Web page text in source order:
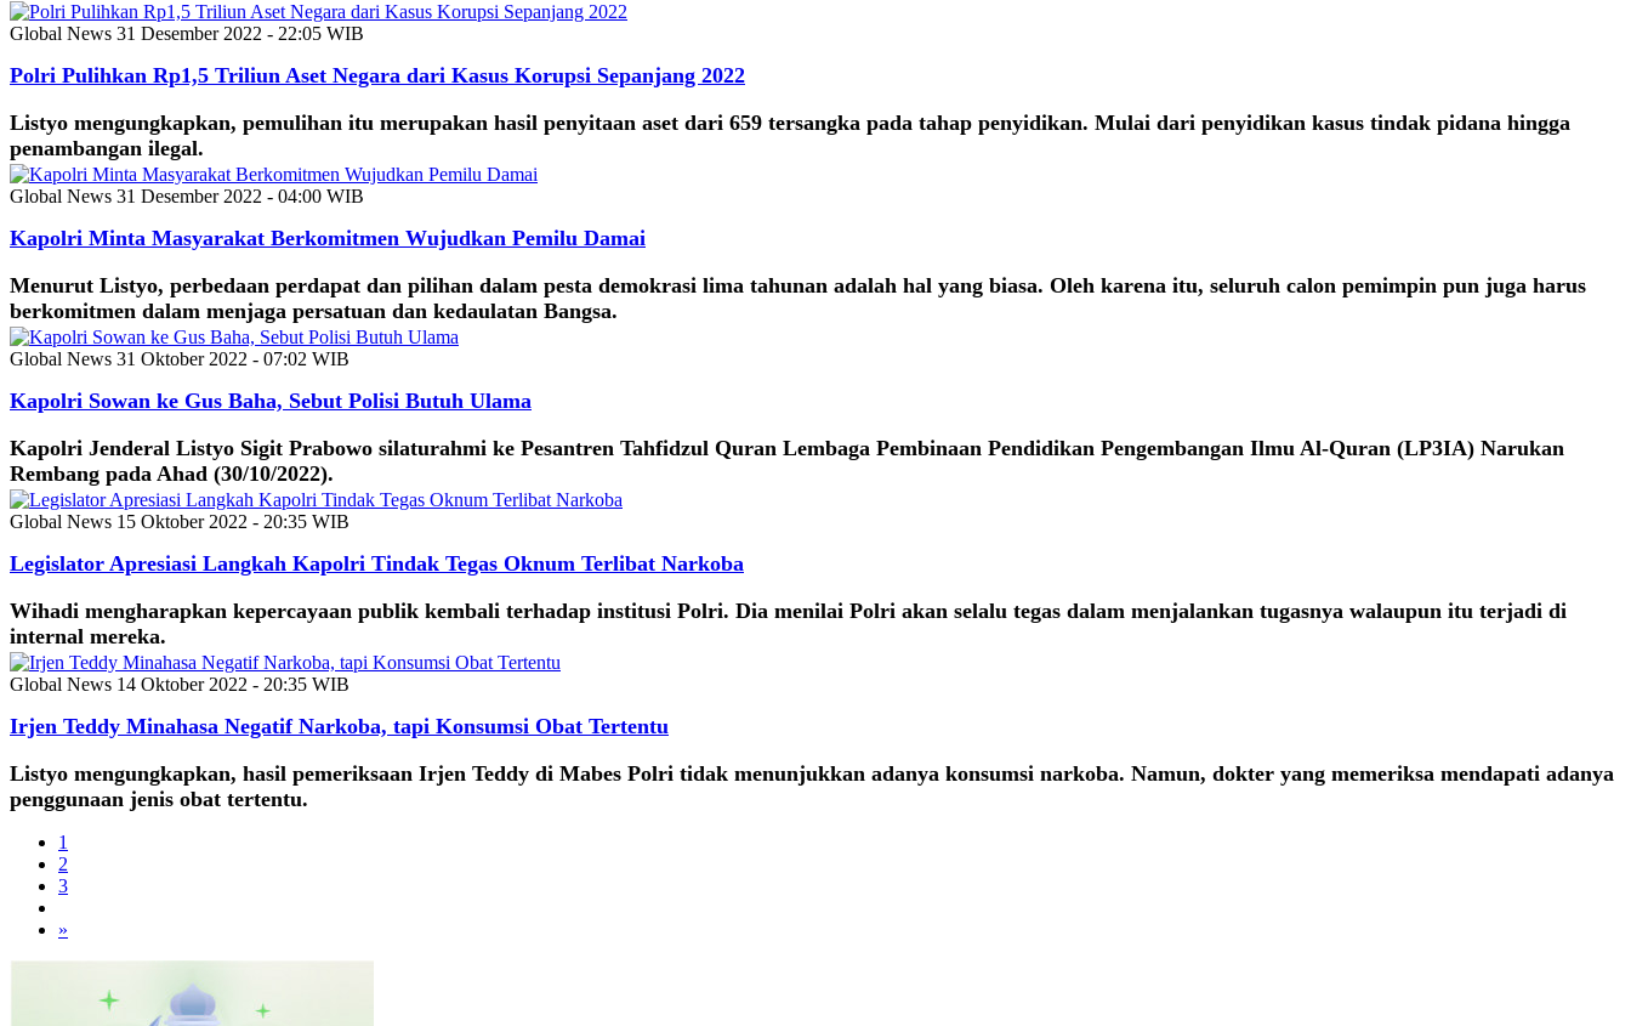
Global News 31 Desember 2022 - 22:05 WIB
Polri Pulihkan Rp1,5 Triliun Aset Negara dari Kasus Korupsi Sepanjang 2022
Listyo mengungkapkan, pemulihan itu merupakan hasil penyitaan aset dari 659 tersangka pada tahap penyidikan. Mulai dari penyidikan kasus tindak pidana hingga
penambangan ilegal.
Global News 31 Desember 2022 - 04:00 WIB
Kapolri Minta Masyarakat Berkomitmen Wujudkan Pemilu Damai
Menurut Listyo, perbedaan perdapat dan pilihan dalam pesta demokrasi lima tahunan adalah hal yang biasa. Oleh karena itu, seluruh calon pemimpin pun juga harus
berkomitmen dalam menjaga persatuan dan kedaulatan Bangsa.
Global News 31 Oktober 2022 - 07:02 WIB
Kapolri Sowan ke Gus Baha, Sebut Polisi Butuh Ulama
Kapolri Jenderal Listyo Sigit Prabowo silaturahmi ke Pesantren Tahfidzul Quran Lembaga Pembinaan Pendidikan Pengembangan Ilmu Al-Quran (LP3IA) Narukan
Rembang pada Ahad (30/10/2022).
Global News 15 Oktober 2022 - 20:35 WIB
Legislator Apresiasi Langkah Kapolri Tindak Tegas Oknum Terlibat Narkoba
Wihadi mengharapkan kepercayaan publik kembali terhadap institusi Polri. Dia menilai Polri akan selalu tegas dalam menjalankan tugasnya walaupun itu terjadi di
internal mereka.
Global News 14 Oktober 2022 - 20:35 WIB
Irjen Teddy Minahasa Negatif Narkoba, tapi Konsumsi Obat Tertentu
Listyo mengungkapkan, hasil pemeriksaan Irjen Teddy di Mabes Polri tidak menunjukkan adanya konsumsi narkoba. Namun, dokter yang memeriksa mendapati adanya
penggunaan jenis obat tertentu.
1
2
3
»